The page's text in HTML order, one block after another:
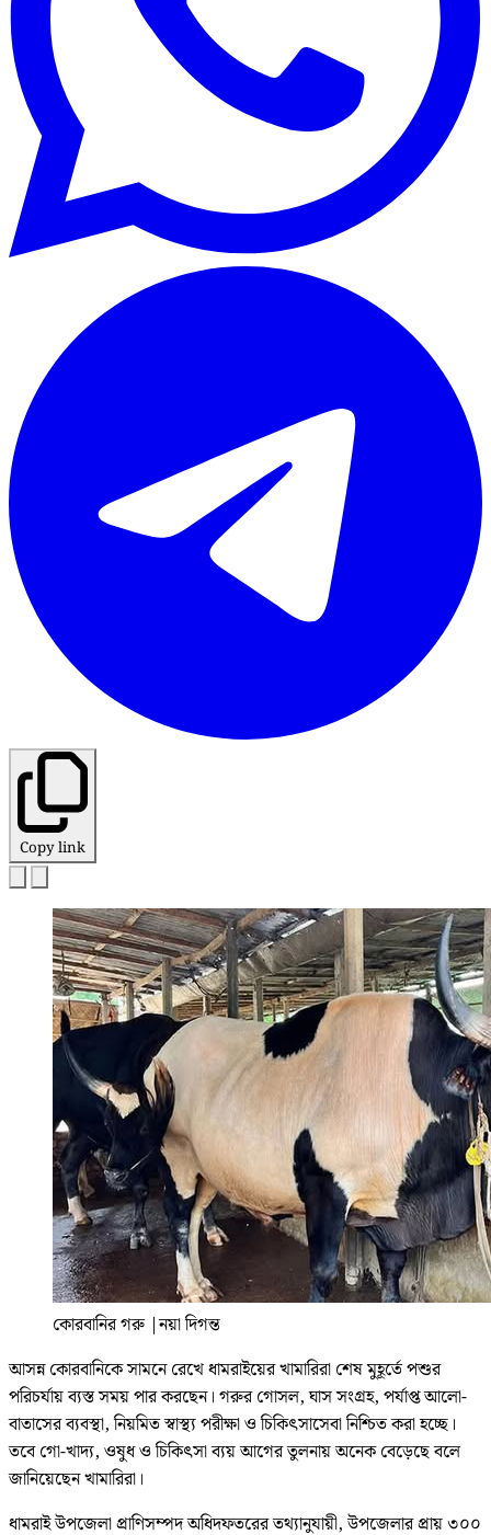
Copy link
কোরবানির গরু |নয়া দিগন্ত
আসন্ন কোরবানিকে সামনে রেখে ধামরাইয়ের খামারিরা শেষ মুহূর্তে পশুর
পরিচর্যায় ব্যস্ত সময় পার করছেন। গরুর গোসল, ঘাস সংগ্রহ, পর্যাপ্ত আলো-
বাতাসের ব্যবস্থা, নিয়মিত স্বাস্থ্য পরীক্ষা ও চিকিৎসাসেবা নিশ্চিত করা হচ্ছে।
তবে গো-খাদ্য, ওষুধ ও চিকিৎসা ব্যয় আগের তুলনায় অনেক বেড়েছে বলে
জানিয়েছেন খামারিরা।
ধামরাই উপজেলা প্রাণিসম্পদ অধিদফতরের তথ্যানুযায়ী, উপজেলার প্রায় ৩০০